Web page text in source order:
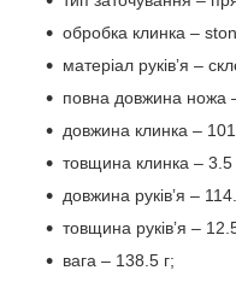
обробка клинка –
матеріал руківʼя –
повна довжина ножа
довжина клинка –
товщина клинка –
довжина руківʼя –
товщина руківʼя –
вага – 138.5 г;